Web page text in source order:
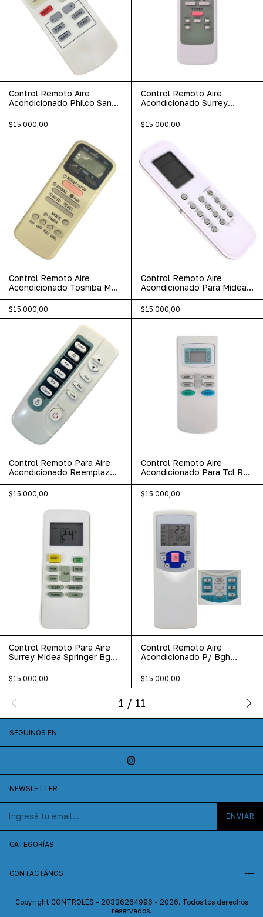
Control Remoto Aire
Acondicionado Philco Sanyo
$15.000,00
Control Remoto Aire
Acondicionado Surrey
$15.000,00
Control Remoto Aire
Acondicionado Toshiba Mk
$15.000,00
Control Remoto Aire
Acondicionado Para Midea
$15.000,00
Control Remoto Para Aire
Acondicionado Reemplazo
$15.000,00
Control Remoto Aire
Acondicionado Para Tcl Rca
$15.000,00
Control Remoto Para Aire
Surrey Midea Springer Bgh
$15.000,00
Control Remoto Aire
Acondicionado P/ Bgh
$15.000,00
1 / 11
SEGUINOS EN
NEWSLETTER
CATEGORÍAS
CONTACTÁNOS
Copyright CONTROLES - 20336264996 - 2026. Todos los derechos
reservados.